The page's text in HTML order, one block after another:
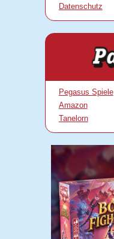
Datenschutz
Pegasus Spiele
Amazon
Tanelorn